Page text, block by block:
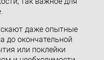
даже опытные
до окончательной
или поклейки